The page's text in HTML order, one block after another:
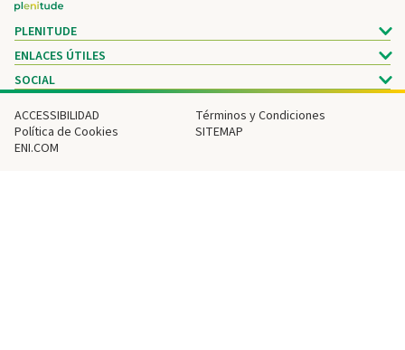
PLENITUDE
ENLACES ÚTILES
SOCIAL
ACCESSIBILIDAD
Términos y Condiciones
Política de Cookies
SITEMAP
ENI.COM